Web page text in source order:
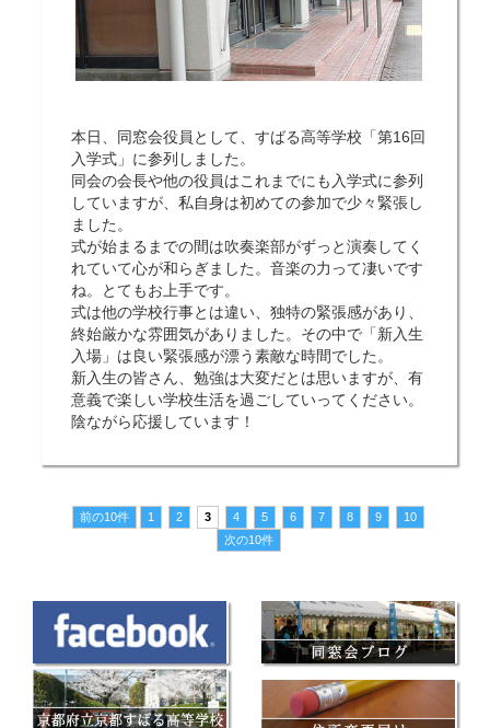
本日、同窓会役員として、すばる高等学校「第16回
入学式」に参列しました。
同会の会長や他の役員はこれまでにも入学式に参列
していますが、私自身は初めての参加で少々緊張し
ました。
式が始まるまでの間は吹奏楽部がずっと演奏してく
れていて心が和らぎました。音楽の力って凄いです
ね。とてもお上手です。
式は他の学校行事とは違い、独特の緊張感があり、
終始厳かな雰囲気がありました。その中で「新入生
入場」は良い緊張感が漂う素敵な時間でした。
新入生の皆さん、勉強は大変だとは思いますが、有
意義で楽しい学校生活を過ごしていってください。
陰ながら応援しています！
前の10件 1 2 3 4 5 6 7 8 9
10
次の10件